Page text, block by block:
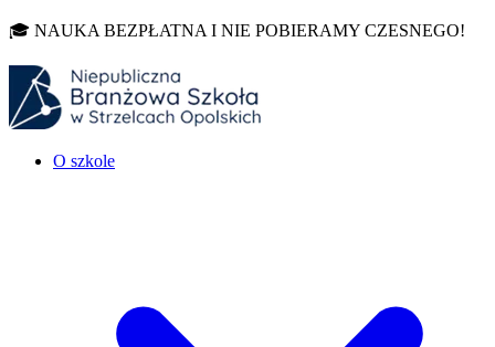
🎓 NAUKA BEZPŁATNA I NIE POBIERAMY CZESNEGO!
O szkole